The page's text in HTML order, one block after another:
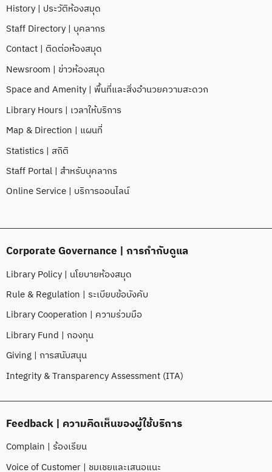
History | ประวัติห้องสมุด
Staff Directory | บุคลากร
Contact | ติดต่อห้องสมุด
Newsroom | ข่าวห้องสมุด
Space and Amenity | พื้นที่และสิ่งอำนวยความสะดวก
Library Hours | เวลาให้บริการ
Map & Direction | แผนที่
Statistics | สถิติ
Staff Portal | สำหรับบุคลากร
Online Service | บริการออนไลน์
Corporate Governance | การกำกับดูแล
Library Policy | นโยบายห้องสมุด
Rule & Regulation | ระเบียบข้อบังคับ
Library Cooperation | ความร่วมมือ
Library Fund | กองทุน
Giving | การสนับสนุน
Integrity & Transparency Assessment (ITA)
Feedback | ความคิดเห็นของผู้ใช้บริการ
Complain | ร้องเรียน
Voice of Customer | ชมเชยและเสนอแนะ